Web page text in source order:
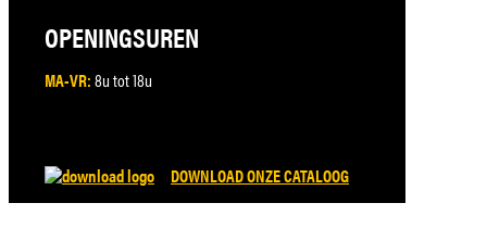
OPENINGSUREN
MA-VR:8u tot 18u
DOWNLOAD ONZE CATALOOG